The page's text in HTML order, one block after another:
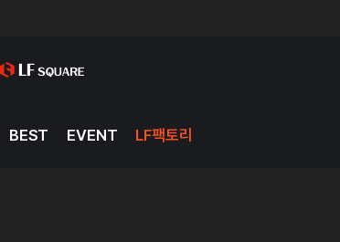
BEST EVENT LF팩토리